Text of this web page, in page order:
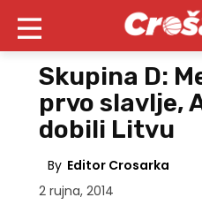
Skupina D:
prvo slavlje,
dobili Litvu
By Editor Crosarka
2 rujna, 2014